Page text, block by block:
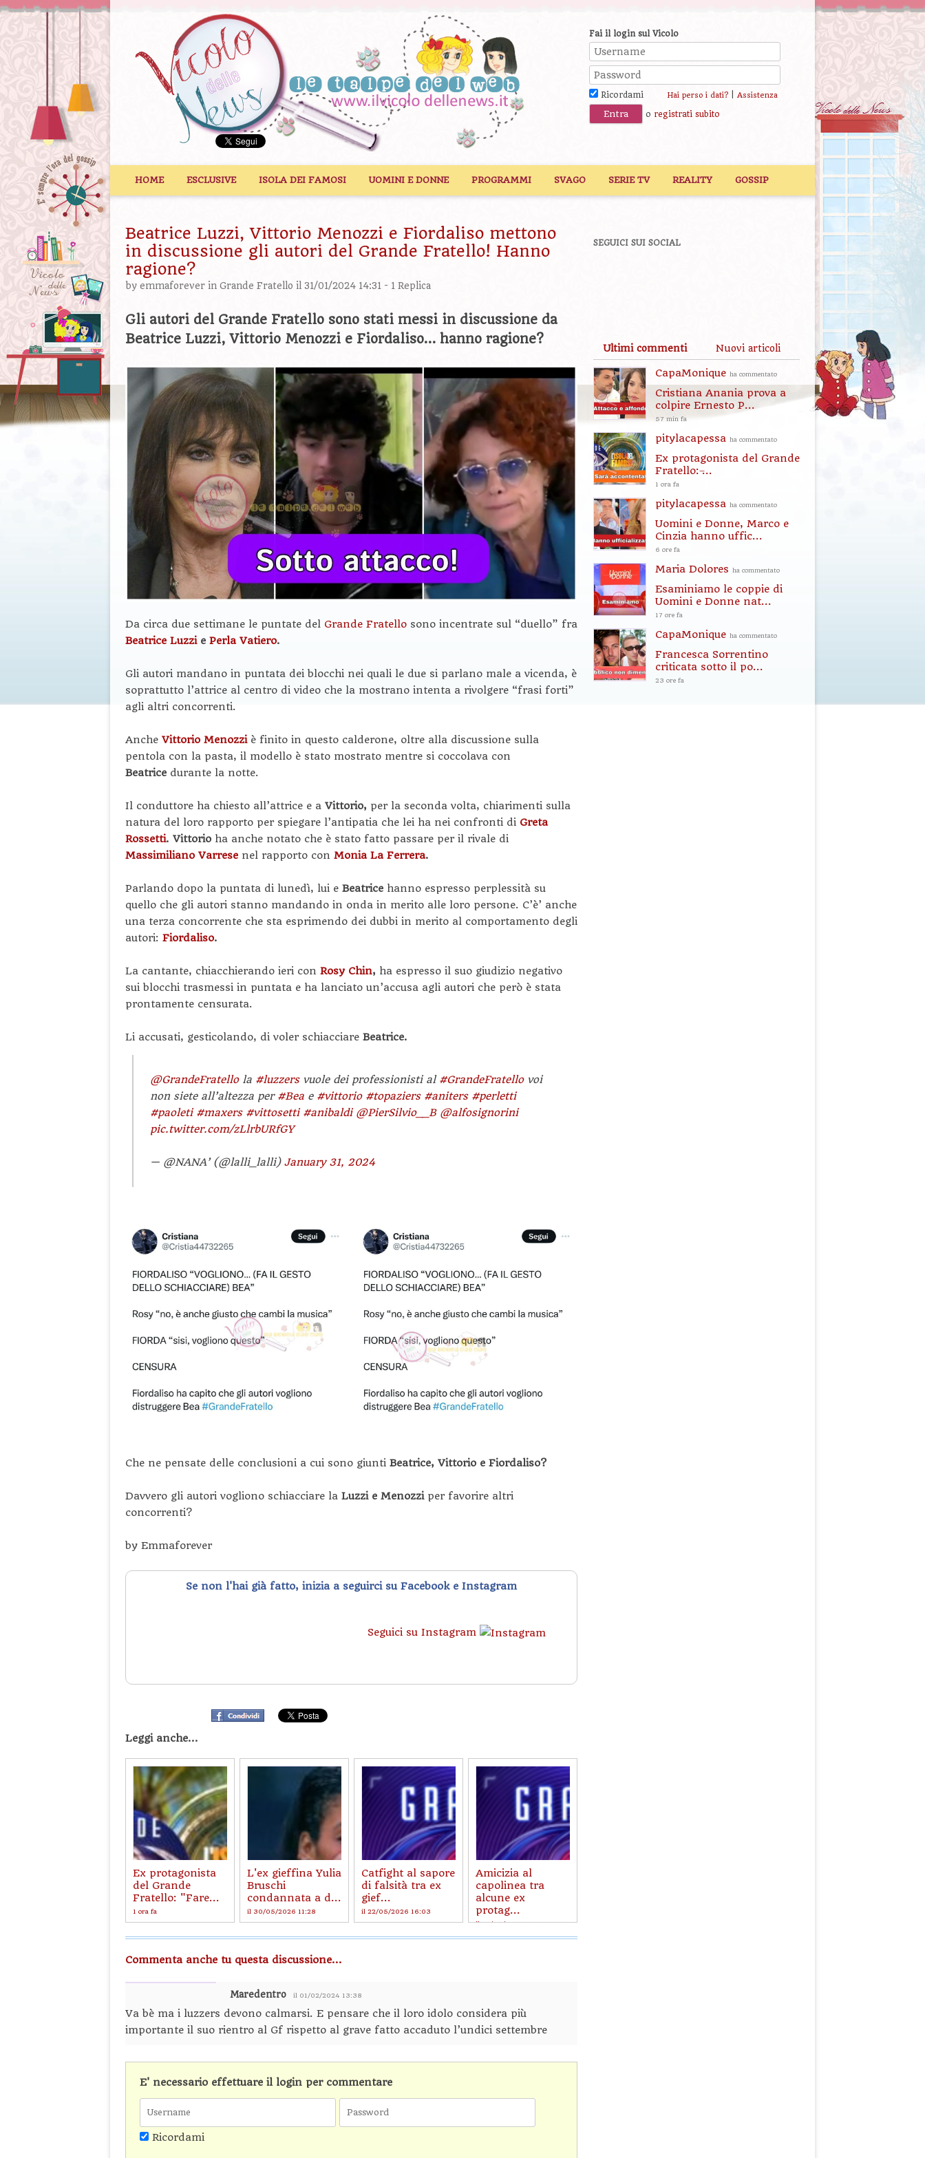
Fai il login sul Vicolo
Ricordami Hai perso i dati?| Assistenza
o registrati subito
HOME ESCLUSIVE ISOLA DEI FAMOSI UOMINI E DONNE PROGRAMMI SVAGO SERIE TV REALITY GOSSIP
Beatrice Luzzi, Vittorio Menozzi e Fiordaliso mettono
in discussione gli autori del Grande Fratello! Hanno
ragione?
by emmaforever in Grande Fratello il 31/01/2024 14:31 - 1 Replica
Gli autori del Grande Fratello sono stati messi in discussione da
Beatrice Luzzi, Vittorio Menozzi e Fiordaliso… hanno ragione?
Da circa due settimane le puntate del Grande Fratello sono incentrate sul “duello” fra
Beatrice Luzzie Perla Vatiero.
Gli autori mandano in puntata dei blocchi nei quali le due si parlano male a vicenda, è
soprattutto l’attrice al centro di video che la mostrano intenta a rivolgere “frasi forti”
agli altri concorrenti.
Anche Vittorio Menozzi è finito in questo calderone, oltre alla discussione sulla
pentola con la pasta, il modello è stato mostrato mentre si coccolava con
Beatrice durante la notte.
Il conduttore ha chiesto all’attrice e a Vittorio, per la seconda volta, chiarimenti sulla
natura del loro rapporto per spiegare l’antipatia che lei ha nei confronti di Greta
Rossetti. Vittorio ha anche notato che è stato fatto passare per il rivale di
Massimiliano Varrese nel rapporto con Monia La Ferrera.
Parlando dopo la puntata di lunedì, lui e Beatrice hanno espresso perplessità su
quello che gli autori stanno mandando in onda in merito alle loro persone. C’è’ anche
una terza concorrente che sta esprimendo dei dubbi in merito al comportamento degli
autori: Fiordaliso.
La cantante, chiacchierando ieri con Rosy Chin, ha espresso il suo giudizio negativo
sui blocchi trasmessi in puntata e ha lanciato un’accusa agli autori che però è stata
prontamente censurata.
Li accusati, gesticolando, di voler schiacciare Beatrice.
@GrandeFratellola #luzzersvuole dei professionisti al #GrandeFratellovoi
non siete all’altezza per #Bea e #vittorio #topaziers #aniters #perletti
#paoleti #maxers #vittosetti #anibaldi @PierSilvio__B @alfosignorini
pic.twitter.com/zLlrbURfGY
— @NANA’ (@lalli_lalli) January 31, 2024
Che ne pensate delle conclusioni a cui sono giunti Beatrice, Vittorio e Fiordaliso?
Davvero gli autori vogliono schiacciare la Luzzi e Menozzi per favorire altri
concorrenti?
by Emmaforever
Se non l'hai già fatto, inizia a seguirci su Facebook e Instagram
Seguici su Instagram
Leggi anche...
Ex protagonista
del Grande
Fratello: "Fare...
1 ora fa
L'ex gieffina Yulia
Bruschi
condannata a d...
il 30/05/2026 11:28
Catfight al sapore
di falsità tra ex
gief...
il 22/05/2026 16:03
Amicizia al
capolinea tra
alcune ex
protag...
il 19/05/2026 16:53
Commenta anche tu questa discussione...
Maredentro il 01/02/2024 13:38
Va bè ma i luzzers devono calmarsi. E pensare che il loro idolo considera più
importante il suo rientro al Gf rispetto al grave fatto accaduto l’undici settembre
E' necessario effettuare il login per commentare
Ricordami
SEGUICI SUI SOCIAL
Ultimi commenti Nuovi articoli
CapaMonique ha commentato
Cristiana Anania prova a
colpire Ernesto P...
57 min fa
pitylacapessa ha commentato
Ex protagonista del Grande
Fratello: ̶...
1 ora fa
pitylacapessa ha commentato
Uomini e Donne, Marco e
Cinzia hanno uffic...
6 ore fa
Maria Dolores ha commentato
Esaminiamo le coppie di
Uomini e Donne nat...
17 ore fa
CapaMonique ha commentato
Francesca Sorrentino
criticata sotto il po...
23 ore fa